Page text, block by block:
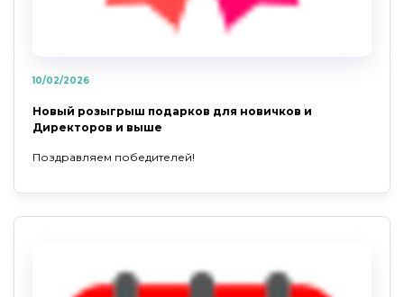
10/02/2026
Новый розыгрыш подарков для новичков и
Директоров и выше
Поздравляем победителей!